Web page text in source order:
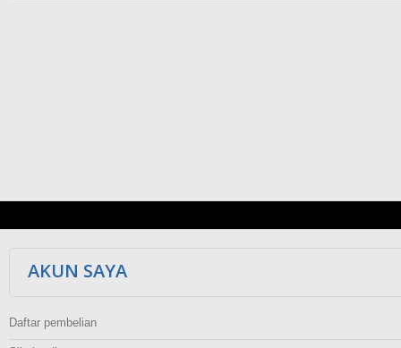
AKUN SAYA
Daftar pembelian